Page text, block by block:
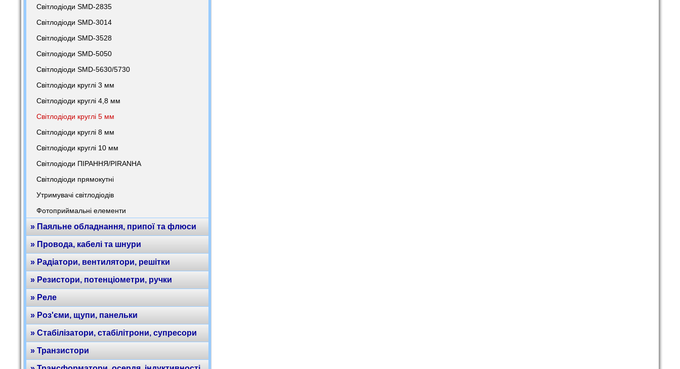
Світлодіоди SMD-2835
Світлодіоди SMD-3014
Світлодіоди SMD-3528
Світлодіоди SMD-5050
Світлодіоди SMD-5630/5730
Світлодіоди круглі 3 мм
Світлодіоди круглі 4,8 мм
Світлодіоди круглі 5 мм
Світлодіоди круглі 8 мм
Світлодіоди круглі 10 мм
Світлодіоди ПІРАННЯ/PIRANHA
Світлодіоди прямокутні
Утримувачі світлодіодів
Фотоприймальні елементи
» Паяльне обладнання, припої та флюси
» Провода, кабелі та шнури
» Радіатори, вентилятори, решітки
» Резистори, потенціометри, ручки
» Реле
» Роз'єми, щупи, панельки
» Стабілізатори, стабілітрони, супресори
» Транзистори